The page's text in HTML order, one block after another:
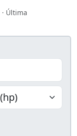
· Última